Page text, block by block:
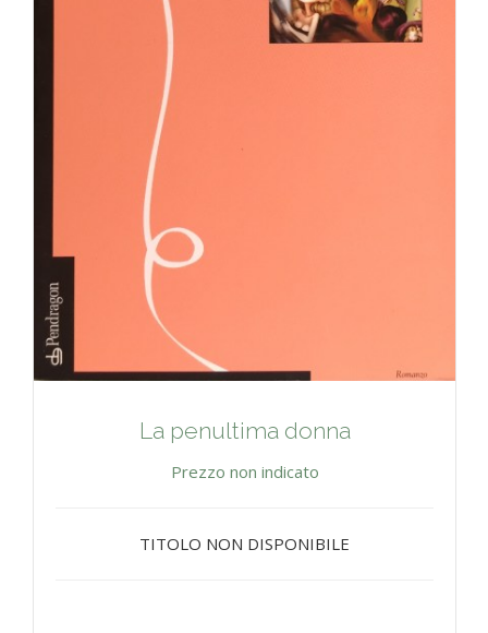
La penultima donna
Prezzo non indicato
TITOLO NON DISPONIBILE